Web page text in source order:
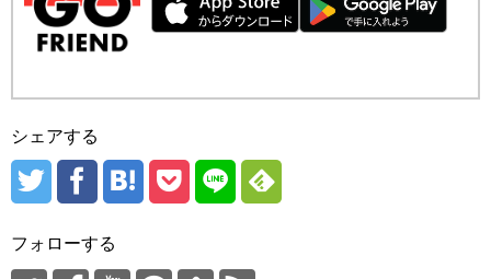
シェアする
フォローする